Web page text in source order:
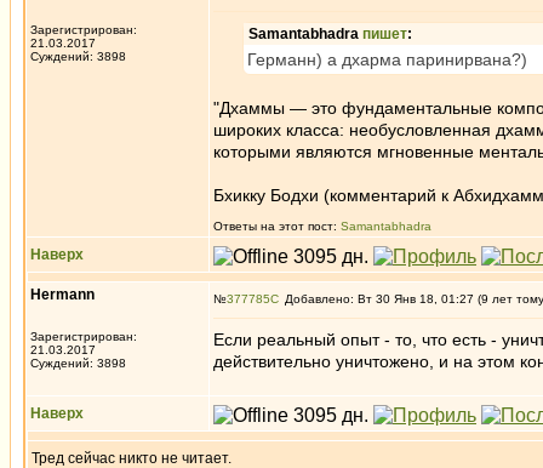
Зарегистрирован:
21.03.2017
Суждений: 3898
Samantabhadra пишет:
Германн) а дхарма паринирвана?)
"Дхаммы — это фундаментальные
широких класса: необусловленная
которыми являются мгновенные
Бхикку Бодхи (комментарий к
Ответы на этот пост: Samantabhadra
Наверх
Hermann
Зарегистрирован:
21.03.2017
Суждений: 3898
№377785 Добавлено: Вт 30 Янв 18, 01:27 (9 лет
Если реальный опыт - то, что есть -
действительно уничтожено, и на этом
Наверх
Тред сейчас никто не читает.